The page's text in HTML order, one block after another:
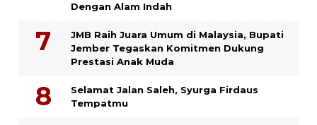
Dengan Alam Indah
JMB Raih Juara Umum di Malaysia, Bupati
Jember Tegaskan Komitmen Dukung
Prestasi Anak Muda
Selamat Jalan Saleh, Syurga Firdaus
Tempatmu